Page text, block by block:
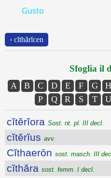
Gusto
‹ cĭthărĭcen
Sfoglia il
A B C D E F G H
P
Q R S T U
cĭtĕrĭora Sost. nt. pl. III decl.
cĭtĕrĭus avv.
Cĭthaerōn sost. masch. III
cĭthăra sost. femm. I decl.